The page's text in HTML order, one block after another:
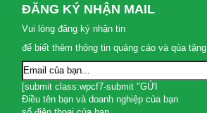
ĐĂNG KÝ NHẬN MAIL
Vui lòng đăng ký nhận tin
để biết thêm thông tin quảng cáo và qùa tặng
[submit class:wpcf7-submit "GỬI
Điều tên bạn và doanh nghiệp của bạn